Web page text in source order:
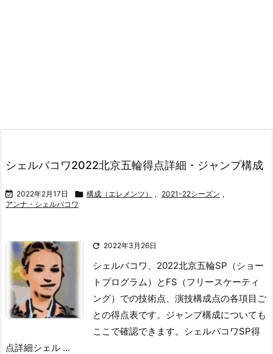
シェルバコワ2022北京五輪得点詳細・ジャンプ構成
 2022年2月17日  構成（エレメンツ） , 2021-22シーズン ,
アンナ・シェルバコワ
 2022年3月26日
シェルバコワ、2022北京五輪SP（ショー
トプログラム）とFS（フリースケーティ
ング）での技術点、演技構成点の各項目ご
との得点表です。 ジャンプ構成についても
ここで確認できます。 シェルバコワSP得
点詳細シェル ...